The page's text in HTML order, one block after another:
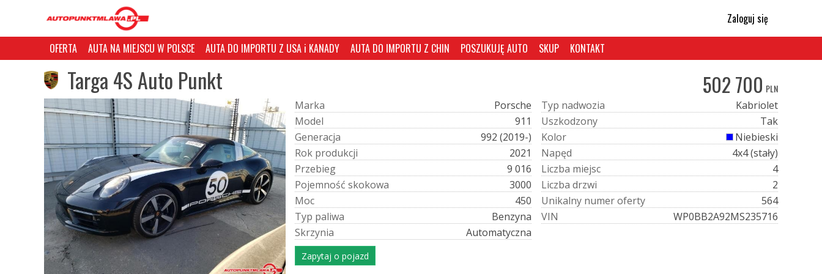
Zaloguj się
OFERTA AUTA NA MIEJSCU W POLSCE AUTA DO IMPORTU Z USA i KANADY AUTA DO IMPORTU Z CHIN POSZUKUJĘ AUTO SKUP KONTAKT
Targa 4S Auto Punkt 502 700 PLN
Marka
Porsche
Model
911
Generacja
992 (2019-)
Rok produkcji
2021
Przebieg
9 016
Pojemność skokowa
3000
Moc
450
Typ paliwa
Benzyna
Skrzynia Automatyczna
Typ nadwozia
Kabriolet
Uszkodzony
Tak
Kolor
Niebieski
Napęd
4x4 (stały)
Liczba miejsc
4
Liczba drzwi
2
Unikalny numeroferty
564
VIN WP0BB2A92MS235716
Zapytaj o pojazd